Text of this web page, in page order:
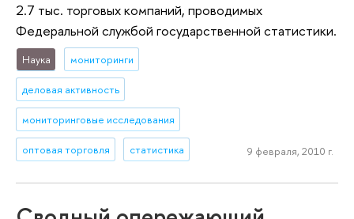
2.7 тыс. торговых компаний, проводимых
Федеральной службой государственной статистики.
Наука мониторинги
деловая активность
мониторинговые исследования
оптовая торговля статистика 9 февраля, 2010 г.